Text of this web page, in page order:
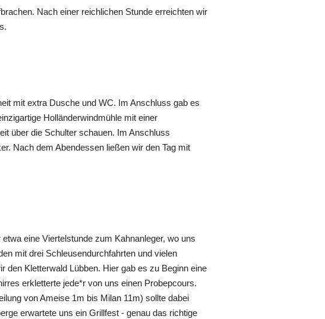
Nach einer reichlichen Stunde erreichten wir
mit extra Dusche und WC. Im Anschluss gab es
Holländerwindmühle mit einer
über die Schulter schauen. Im Anschluss
Nach dem Abendessen ließen wir den Tag mit
eine Viertelstunde zum Kahnanleger, wo uns
mit drei Schleusendurchfahrten und vielen
den Kletterwald Lübben. Hier gab es zu Beginn eine
erkletterte jede*r von uns einen Probepcours.
von Ameise 1m bis Milan 11m) sollte dabei
erwartete uns ein Grillfest - genau das richtige